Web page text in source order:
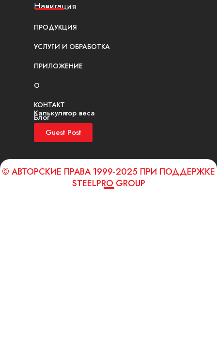
Навигация
ПРОДУКЦИЯ
УСЛУГИ И ОБРАБОТКА
ПРИЛОЖЕНИЕ
О
КОНТАКТ
Калькулятор веса
Блог
Guest Post
© АВТОРСКИЕ ПРАВА 1999-2025 ПРИ ПОДДЕРЖКЕ
STEELPRO GROUP